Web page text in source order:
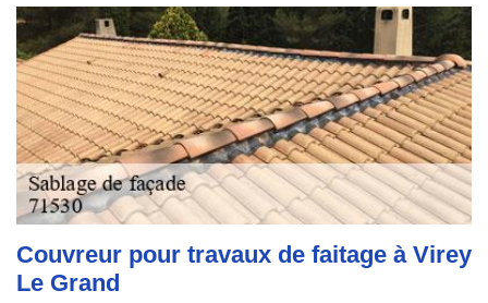
Couvreur pour travaux de faitage à Virey
Le Grand